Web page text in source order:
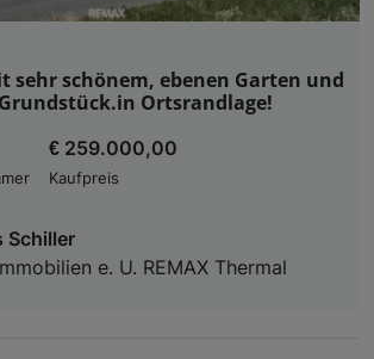
sehr schönem, ebenen Garten und
Ortsrandlage!
€ 259.000,00
Kaufpreis
Schiller
e. U. REMAX Thermal